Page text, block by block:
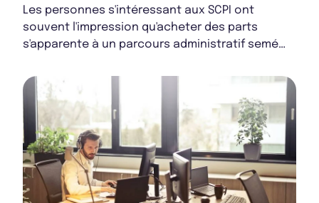
Les personnes s'intéressant aux SCPI ont
souvent l'impression qu'acheter des parts
s'apparente à un parcours administratif semé
seulemen...